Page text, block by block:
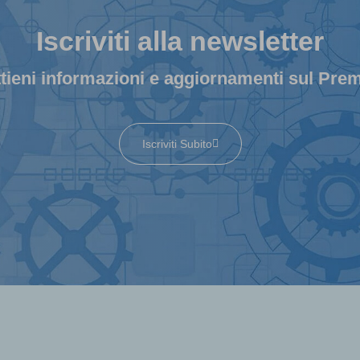
Iscriviti alla newsletter
informazioni e aggiornamenti sul
Iscriviti Subito